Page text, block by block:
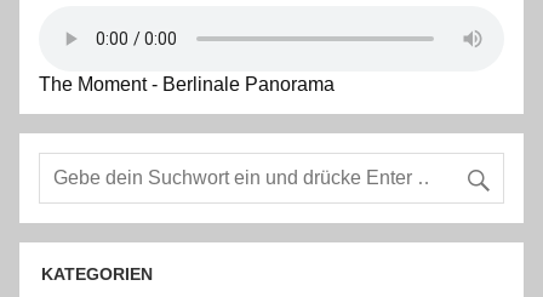
The Moment - Berlinale Panorama
KATEGORIEN